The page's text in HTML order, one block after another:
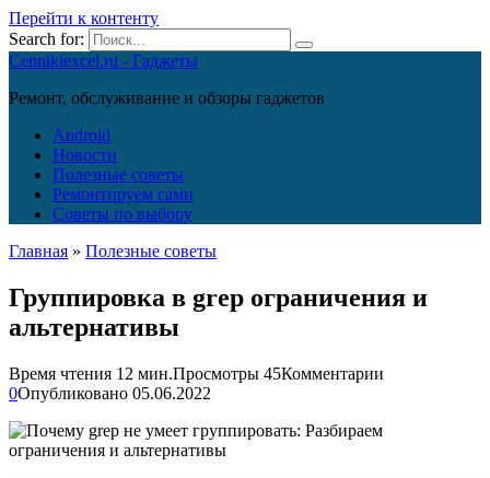
Перейти к контенту
Search for:
Cennikiexcel.ru - Гаджеты
Ремонт, обслуживание и обзоры гаджетов
Android
Новости
Полезные советы
Ремонтируем сами
Советы по выбору
Главная » Полезные советы
Группировка в grep ограничения и
альтернативы
Время чтения 12 мин.Просмотры 45Комментарии
0Опубликовано 05.06.2022